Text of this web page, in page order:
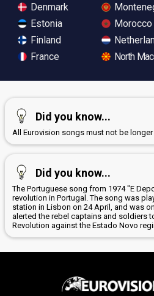
Denmark
Estonia
Finland
France
Morocco
North
Did you know...
All Eurovision songs must not be
Did you know...
The Portuguese song from 1974 "E
revolution in Portugal. The song was
station in Lisbon on 24 April, and was
alerted the rebel captains and soldiers
Revolution against the Estado Novo